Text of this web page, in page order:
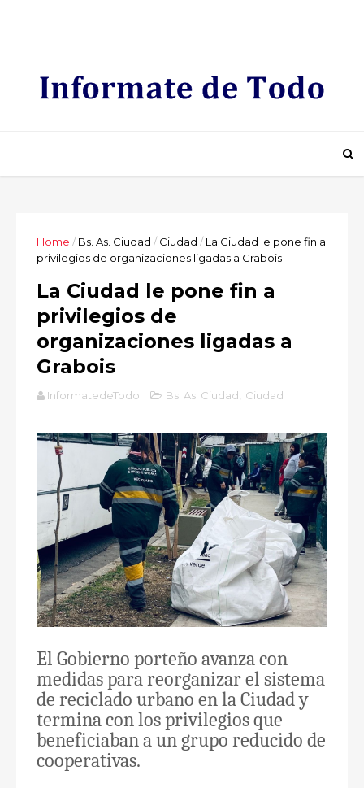
Home / Bs. As. Ciudad / Ciudad / La Ciudad le pone fin a
privilegios de organizaciones ligadas a Grabois
La Ciudad le pone fin a
privilegios de
organizaciones ligadas a
Grabois
InformatedeTodo Bs. As. Ciudad Ciudad
El Gobierno porteño avanza con
medidas para reorganizar el sistema
de reciclado urbano en la Ciudad y
termina con los privilegios que
beneficiaban a un grupo reducido de
cooperativas.